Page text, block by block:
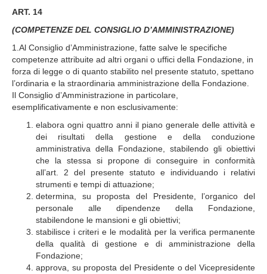
ART. 14
(COMPETENZE DEL CONSIGLIO D’AMMINISTRAZIONE)
1.Al Consiglio d’Amministrazione, fatte salve le specifiche
competenze attribuite ad altri organi o uffici della Fondazione, in
forza di legge o di quanto stabilito nel presente statuto, spettano
l’ordinaria e la straordinaria amministrazione della Fondazione.
Il Consiglio d’Amministrazione in particolare,
esemplificativamente e non esclusivamente:
elabora ogni quattro anni il piano generale delle attività e
dei risultati della gestione e della conduzione
amministrativa della Fondazione, stabilendo gli obiettivi
che la stessa si propone di conseguire in conformità
all’art. 2 del presente statuto e individuando i relativi
strumenti e tempi di attuazione;
determina, su proposta del Presidente, l’organico del
personale alle dipendenze della Fondazione,
stabilendone le mansioni e gli obiettivi;
stabilisce i criteri e le modalità per la verifica permanente
della qualità di gestione e di amministrazione della
Fondazione;
approva, su proposta del Presidente o del Vicepresidente